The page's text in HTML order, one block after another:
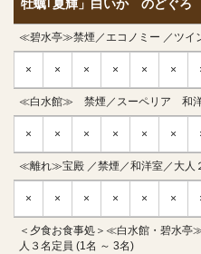
牡蠣｢夏輝」白いか のどぐろ
≪碧水亭≫禁煙／エコノミー ／ツイ
× × × × × ×
≪白水館≫ 禁煙／スーペリア 和洋
× × × × × ×
≪離れ≫宝殿 ／禁煙／和洋室／大人
× × × × × ×
＜夕食お食事処＞≪白水館・碧水亭
人３名定員 (1名 ～ 3名)